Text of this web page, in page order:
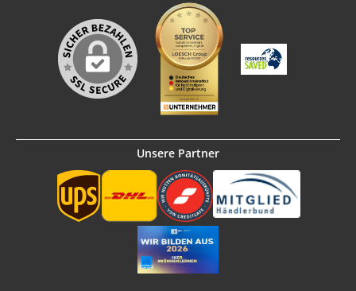
Unsere Partner